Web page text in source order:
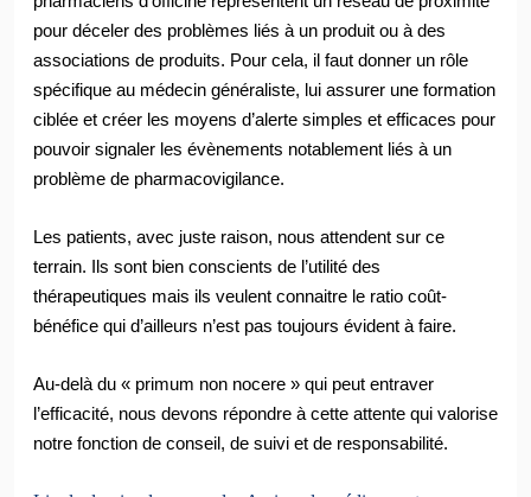
pour déceler des problèmes liés à un produit ou à des
associations de produits. Pour cela, il faut donner un rôle
spécifique au médecin généraliste, lui assurer une formation
ciblée et créer les moyens d’alerte simples et efficaces pour
pouvoir signaler les évènements notablement liés à un
problème de pharmacovigilance.
Les patients, avec juste raison, nous attendent sur ce
terrain. Ils sont bien conscients de l’utilité des
thérapeutiques mais ils veulent connaitre le ratio coût-
bénéfice qui d’ailleurs n’est pas toujours évident à faire.
Au-delà du « primum non nocere » qui peut entraver
l’efficacité, nous devons répondre à cette attente qui valorise
notre fonction de conseil, de suivi et de responsabilité.